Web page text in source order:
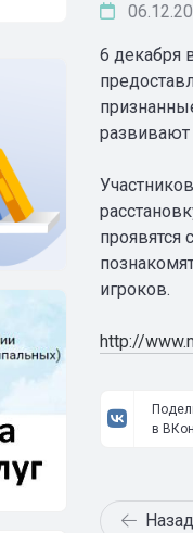
6 декабря
развивают
проявятся
игроков.
http://
в
Назад